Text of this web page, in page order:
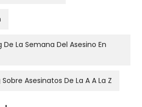
La Semana Del Asesino En
Asesinatos De La A A La Z